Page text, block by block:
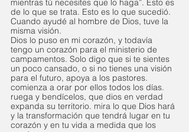
mientras tú necesites que lo haga”. Esto es
de lo que se trata. Esto es lo que sucedió.
Cuando ayudé al hombre de Dios, tuve la
misma visión.
Dios lo puso en mi corazón, y todavía
tengo un corazón para el ministerio de
campamentos. Solo digo que si te sientes
un poco cansado, o si no tienes una visión
para el futuro, apoya a los pastores.
comienza a orar por ellos todos los días.
ruega y bendícelos, que dios en verdad
expanda su territorio. mira lo que Dios hará
y la transformación que tendrá lugar en tu
corazón y en tu vida a medida que los